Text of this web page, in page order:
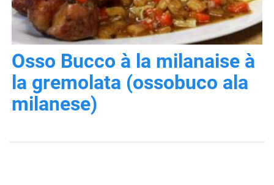
Osso Bucco à la milanaise à
la gremolata (ossobuco ala
milanese)